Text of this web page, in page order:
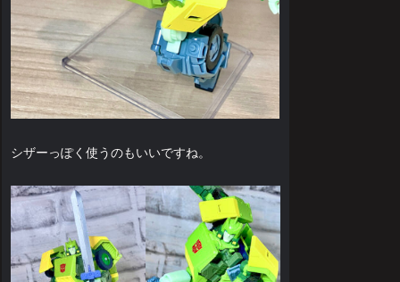
シザーっぽく使うのもいいですね。